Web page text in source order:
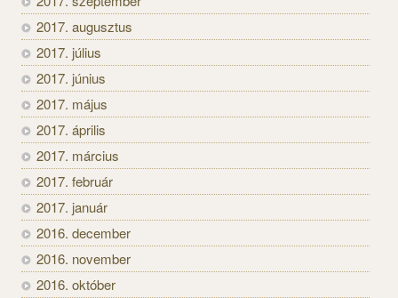
2017. augusztus
2017. július
2017. június
2017. május
2017. április
2017. március
2017. február
2017. január
2016. december
2016. november
2016. október